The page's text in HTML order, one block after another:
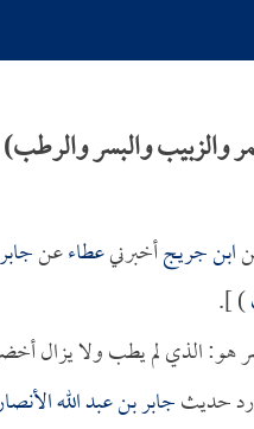
والزبيب والبسر والرطب)
ابن جريجأخبرنيعطاءعنجابر
) ].
هو: الذي لم يطب ولا يزال
حديثجابر بن عبد الله